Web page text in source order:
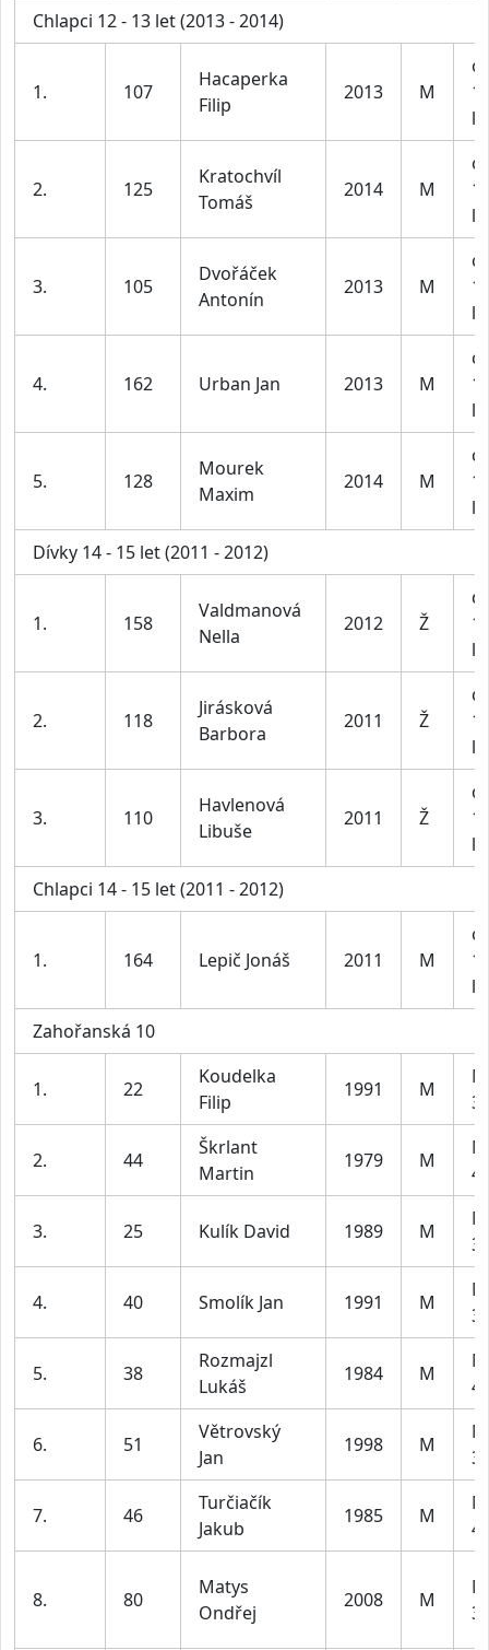
Chlapci 12 - 13 let (2013 - 2014)
1. 107
Hacaperka
Filip
2013 M
2. 125
Kratochvíl
Tomáš
2014 M
3. 105
Dvořáček
Antonín
2013 M
4. 162 Urban Jan 2013 M
5. 128
Mourek
Maxim
2014 M
Dívky 14 - 15 let (2011 - 2012)
1. 158
Valdmanová
Nella
2012 Ž
2. 118
Jirásková
Barbora
2011 Ž
3. 110
Havlenová
Libuše
2011 Ž
Chlapci 14 - 15 let (2011 - 2012)
1. 164 Lepič Jonáš 2011 M
Zahořanská 10
1. 22
Koudelka
Filip
1991 M
2. 44
Škrlant
Martin
1979 M
3. 25 Kulík David 1989 M
4. 40 Smolík Jan 1991 M
5. 38
Rozmajzl
Lukáš
1984 M
6. 51
Větrovský
Jan
1998 M
7. 46
Turčiačík
Jakub
1985 M
8. 80
Matys
Ondřej
2008 M